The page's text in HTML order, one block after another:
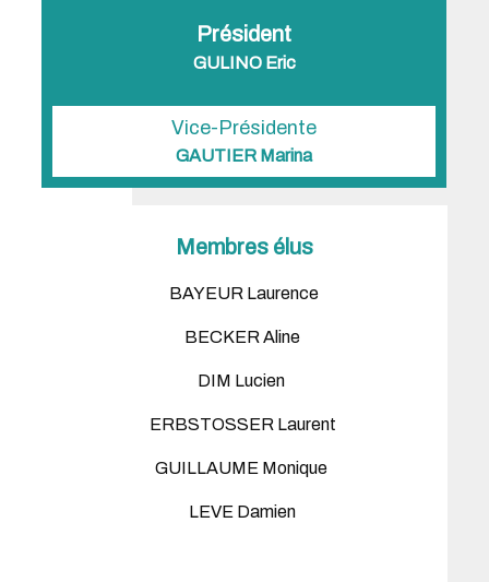
Président
GULINO Eric
Vice-Présidente
GAUTIER Marina
Membres élus
BAYEUR Laurence
BECKER Aline
DIM Lucien
ERBSTOSSER Laurent
GUILLAUME Monique
LEVE Damien